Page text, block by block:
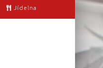
Jídelna